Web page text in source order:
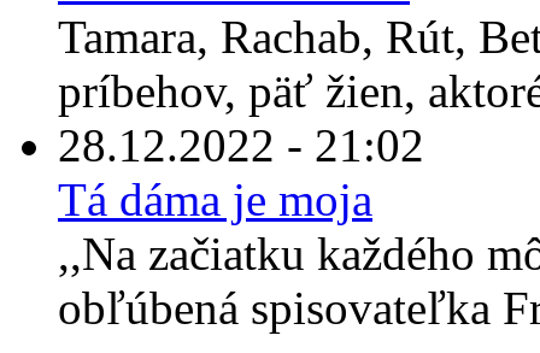
Tamara, Rachab, Rút,
príbehov, päť žien,
28.12.2022 - 21:02
Tá dáma je moja
,,Na začiatku každého
obľúbená spisovateľka